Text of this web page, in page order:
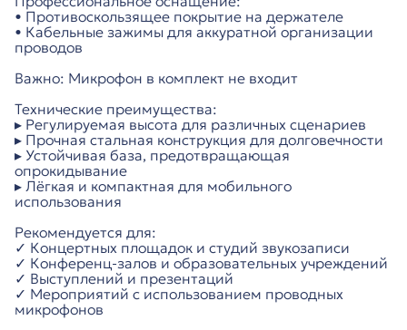
• Противоскользящее покрытие на держателе
• Кабельные зажимы для аккуратной организации
проводов
Важно: Микрофон в комплект не входит
Технические преимущества:
▸ Регулируемая высота для различных сценариев
▸ Прочная стальная конструкция для долговечности
▸ Устойчивая база, предотвращающая
опрокидывание
▸ Лёгкая и компактная для мобильного
использования
Рекомендуется для:
✓ Концертных площадок и студий звукозаписи
✓ Конференц-залов и образовательных учреждений
✓ Выступлений и презентаций
✓ Мероприятий с использованием проводных
микрофонов